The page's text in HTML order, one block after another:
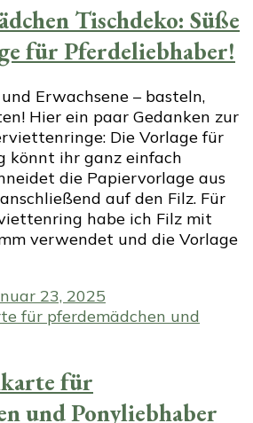
Tischdeko: Süße
für Pferdeliebhaber!
Erwachsene – basteln,
Hier ein paar Gedanken zur
Die Vorlage für
könnt ihr ganz einfach
die Papiervorlage aus
auf den Filz. Für
habe ich Filz mit
verwendet und die Vorlage
23, 2025
für
und Ponyliebhaber